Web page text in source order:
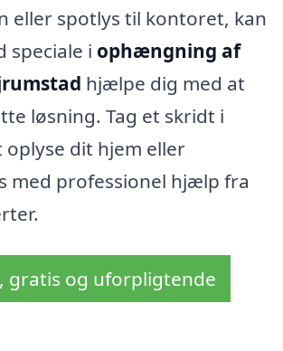
eller spotlys til kontoret, kan
speciale i ophængning af
hjælpe dig med at
løsning. Tag et skridt i
dit hjem eller
med professionel hjælp fra
gratis og uforpligtende